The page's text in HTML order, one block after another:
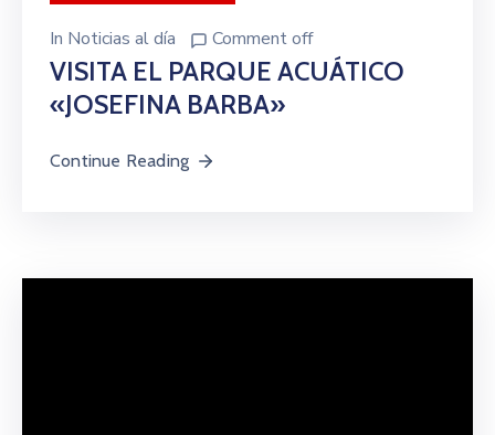
In Noticias al día Comment off
VISITA EL PARQUE ACUÁTICO
«JOSEFINA BARBA»
Continue Reading